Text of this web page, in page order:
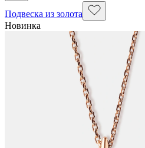
Подвеска из золота
Новинка